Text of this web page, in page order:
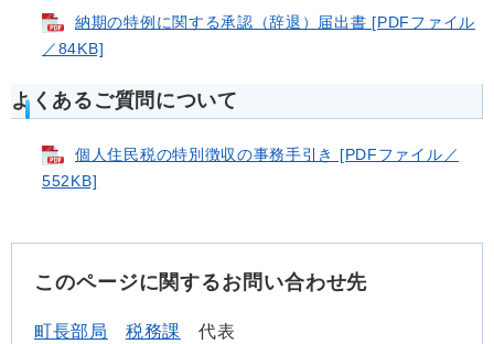
納期の特例に関する承認（辞退）届出書 [PDFファイル
／84KB]
よくあるご質問について
個人住民税の特別徴収の事務手引き [PDFファイル／
552KB]
このページに関するお問い合わせ先
町長部局 税務課 代表